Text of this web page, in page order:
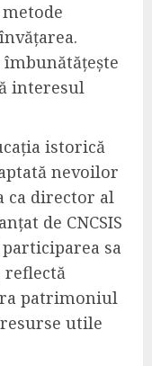
îmbunătățește
interesul
istorică
nevoilor
ca director al
de CNCSIS
sa
patrimoniul
utile